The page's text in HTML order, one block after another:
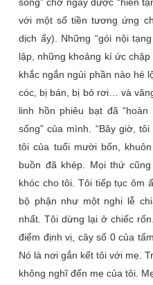
với một số tiền tương ứng
dịch ấy). Những “gói nội
lập, những khoảng kí ức
khắc ngắn ngủi phần nào hé
cóc, bị bán, bị bỏ rơi… và
linh hồn phiêu bạt đã “hoàn
sống” của mình. “Bây giờ, tôi
tôi của tuổi mười bốn,
buồn đã khép. Mọi thứ
khóc cho tôi. Tôi tiếp tục ôm
bộ phận như một nghi lễ
nhất. Tôi dừng lại ở chiếc
điểm định vị, cây số 0 của
Nó là nơi gắn kết tôi với mẹ.
không nghĩ đến mẹ của tôi.